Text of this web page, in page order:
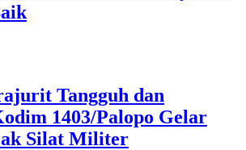
Tangguh dan
1403/Palopo Gelar
Silat Militer